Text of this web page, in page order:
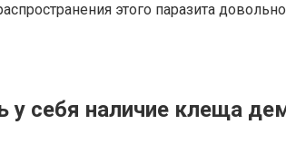
этого паразита
у себя наличие клеща